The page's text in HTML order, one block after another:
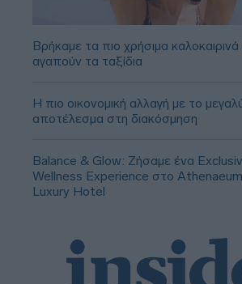
Βρήκαμε τα πιο χρήσιμα
αγαπούν τα ταξίδια
Η πιο οικονομική αλλαγή με το
αποτέλεσμα στη διακόσμηση
Balance & Glow: Ζήσαμε ένα
Wellness Experience στο
Luxury Hotel